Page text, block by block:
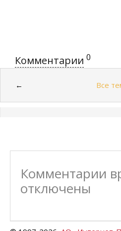
Комментарии 0
← Все
Комментарии
отключены